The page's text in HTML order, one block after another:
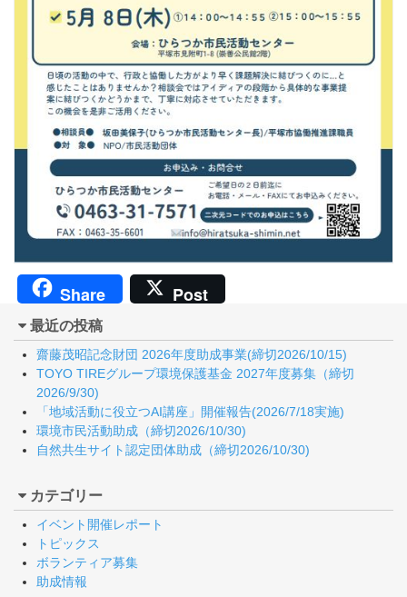
Share Post
最近の投稿
齋藤茂昭記念財団 2026年度助成事業(締切2026/10/15)
TOYO TIREグループ環境保護基金 2027年度募集（締切
2026/9/30)
「地域活動に役立つAI講座」開催報告(2026/7/18実施)
環境市民活動助成（締切2026/10/30)
自然共生サイト認定団体助成（締切2026/10/30)
カテゴリー
イベント開催レポート
トピックス
ボランティア募集
助成情報